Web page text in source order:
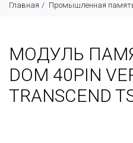
Главная Промышленная
МОДУЛЬ
DOM 40PIN
TRANSCEND